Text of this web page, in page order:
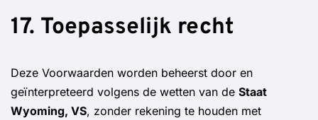
17. Toepasselijk recht
Deze Voorwaarden worden beheerst door en
geïnterpreteerd volgens de wetten van de Staat
Wyoming, VS, zonder rekening te houden met